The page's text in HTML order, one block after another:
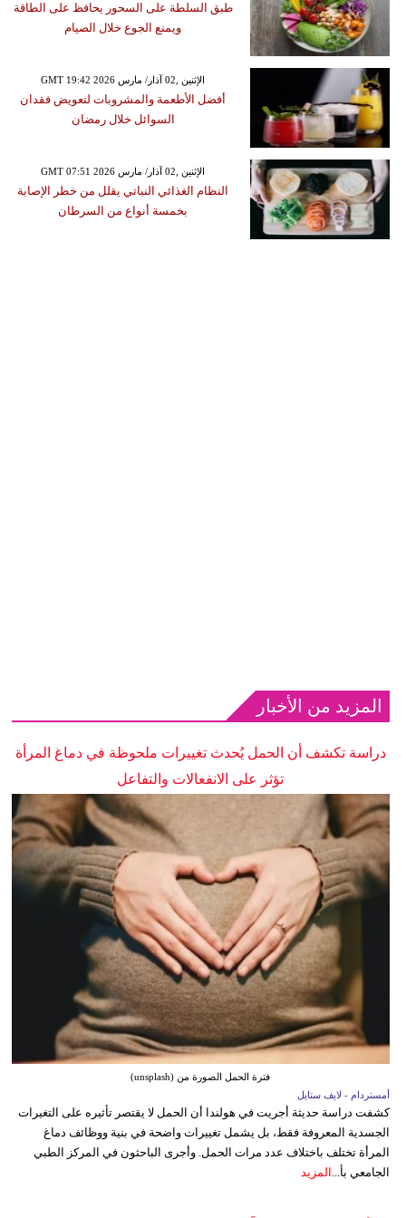
طبق السلطة على السحور يحافظ على الطاقة
ويمنع الجوع خلال الصيام
GMT 19:42 2026 الإثنين ,02 آذار/ مارس
أفضل الأطعمة والمشروبات لتعويض فقدان
السوائل خلال رمضان
GMT 07:51 2026 الإثنين ,02 آذار/ مارس
النظام الغذائي النباتي يقلل من خطر الإصابة
بخمسة أنواع من السرطان
المزيد من الأخبار
دراسة تكشف أن الحمل يُحدث تغييرات ملحوظة في دماغ المرأة
تؤثر على الانفعالات والتفاعل
فترة الحمل الصورة من (unsplash)
أمستردام - لايف ستايل
كشفت دراسة حديثة أجريت في هولندا أن الحمل لا يقتصر تأثيره على التغيرات
الجسدية المعروفة فقط، بل يشمل تغييرات واضحة في بنية ووظائف دماغ
المرأة تختلف باختلاف عدد مرات الحمل. وأجرى الباحثون في المركز الطبي
الجامعي بأ... المزيد